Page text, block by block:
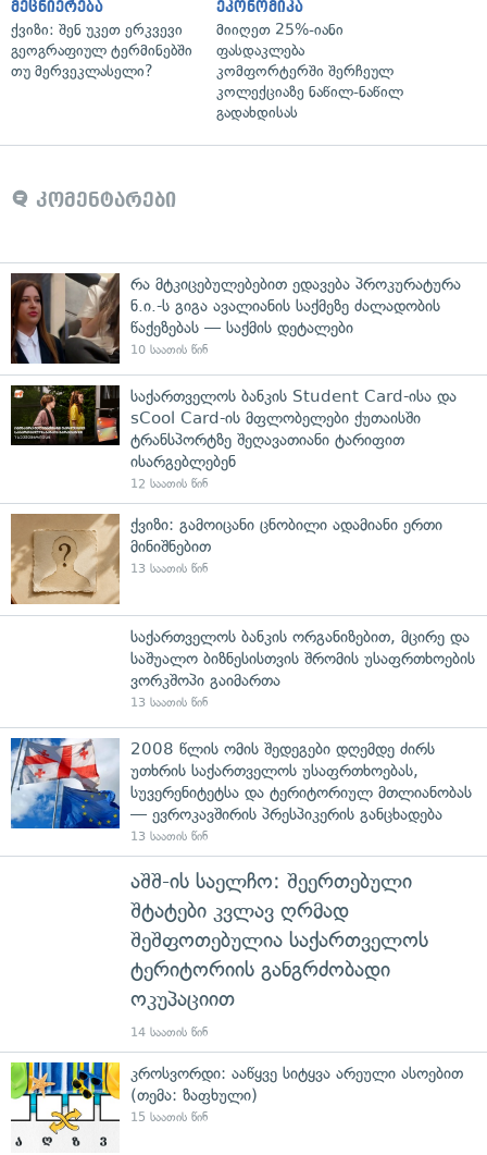
მეცნიერება
ქვიზი: შენ უკეთ ერკვევი
გეოგრაფიულ ტერმინებში
თუ მერვეკლასელი?
ეკონომიკა
მიიღეთ 25%-იანი
ფასდაკლება
კომფორტერში შერჩეულ
კოლექციაზე ნაწილ-ნაწილ
გადახდისას
კომენტარები
რა მტკიცებულებებით ედავება პროკურატურა
ნ.ი.-ს გიგა ავალიანის საქმეზე ძალადობის
წაქეზებას — საქმის დეტალები
10 საათის წინ
საქართველოს ბანკის Student Card-ისა და
sCool Card-ის მფლობელები ქუთაისში
ტრანსპორტზე შეღავათიანი ტარიფით
ისარგებლებენ
12 საათის წინ
ქვიზი: გამოიცანი ცნობილი ადამიანი ერთი
მინიშნებით
13 საათის წინ
საქართველოს ბანკის ორგანიზებით, მცირე და
საშუალო ბიზნესისთვის შრომის უსაფრთხოების
ვორკშოპი გაიმართა
13 საათის წინ
2008 წლის ომის შედეგები დღემდე ძირს
უთხრის საქართველოს უსაფრთხოებას,
სუვერენიტეტსა და ტერიტორიულ მთლიანობას
— ევროკავშირის პრესპიკერის განცხადება
13 საათის წინ
აშშ-ის საელჩო: შეერთებული
შტატები კვლავ ღრმად
შეშფოთებულია საქართველოს
ტერიტორიის განგრძობადი
ოკუპაციით
14 საათის წინ
კროსვორდი: ააწყვე სიტყვა არეული ასოებით
(თემა: ზაფხული)
15 საათის წინ